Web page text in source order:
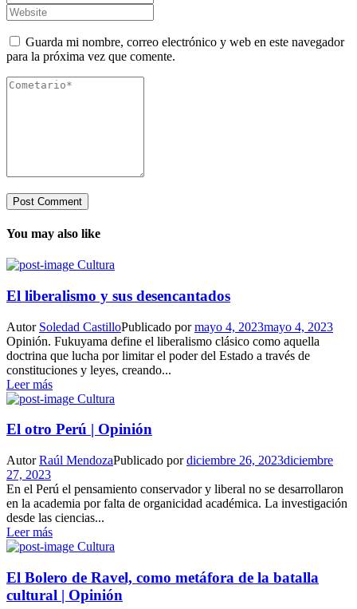
Guarda mi nombre, correo electrónico y web en este navegador
para la próxima vez que comente.
You may also like
Cultura
El liberalismo y sus desencantados
Autor Soledad CastilloPublicado pormayo 4, 2023mayo 4, 2023
Opinión. Fukuyama define el liberalismo clásico como aquella
doctrina que lucha por limitar el poder del Estado a través de
constituciones y leyes, creando...
Leer más
Cultura
El otro Perú | Opinión
AutorRaúl MendozaPublicado pordiciembre 26, 2023diciembre
27, 2023
En el Perú el pensamiento conservador y liberal no se desarrollaron
en la academia por falta de organicidad académica. La investigación
desde las ciencias...
Leer más
Cultura
El Bolero de Ravel, como metáfora de la batalla
cultural | Opinión